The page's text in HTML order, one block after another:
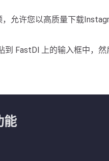
允许您以高质量下载
FastDl 上的输入框中，
能